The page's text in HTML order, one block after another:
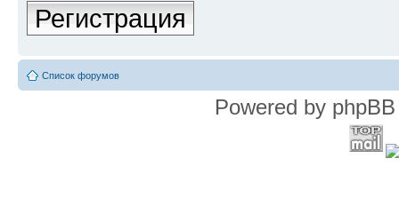
Регистрация
Список форумов
Powered by